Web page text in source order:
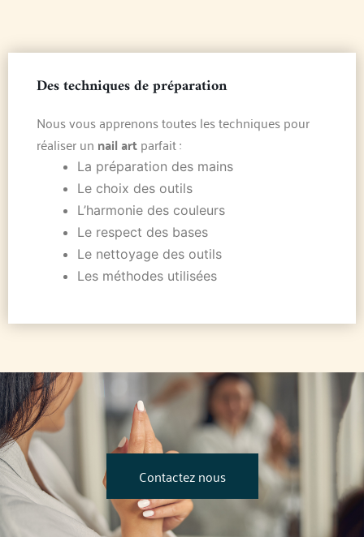
Des techniques de préparation
Nous vous apprenons toutes les techniques pour
réaliser un nail artparfait :
La préparation des mains
Le choix des outils
L’harmonie des couleurs
Le respect des bases
Le nettoyage des outils
Les méthodes utilisées
Contactez nous